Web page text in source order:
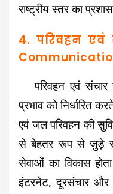
राष्ट्रीय स्तर का
4. परिवहन एवं
परिवहन एवं संचार
प्रभाव को निर्धारित
एवं जल परिवहन की
से बेहतर रूप से जुड़े
सेवाओं का विकास
इंटरनेट, दूरसंचार और